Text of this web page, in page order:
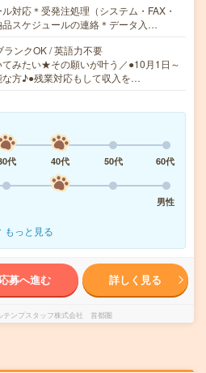
対応＊受発注処理（システム・FAX・
品スケジュールの連絡＊データ入…
ランクOK / 英語力不要
てみたい★その願いが叶う／●10月1日～
な方♪●残業対応もして収入を…
代 40代 50代
60代
男性
もっと見る
応募へ進む 詳しく見る
テンプスタッフ株式会社 首都圏